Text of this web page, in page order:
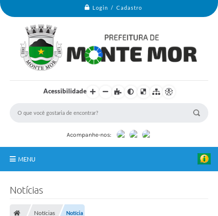
Login / Cadastro
Acessibilidade
Acompanhe-nos:
MENU
Notícias
Notícias Notícia